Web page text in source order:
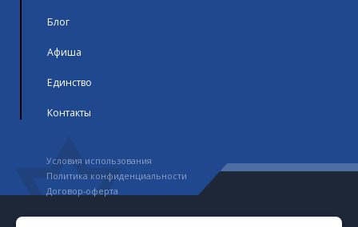
Блог
Афиша
Единство
Контакты
Условия использования
Политика конфиденциальности
Договор-оферта